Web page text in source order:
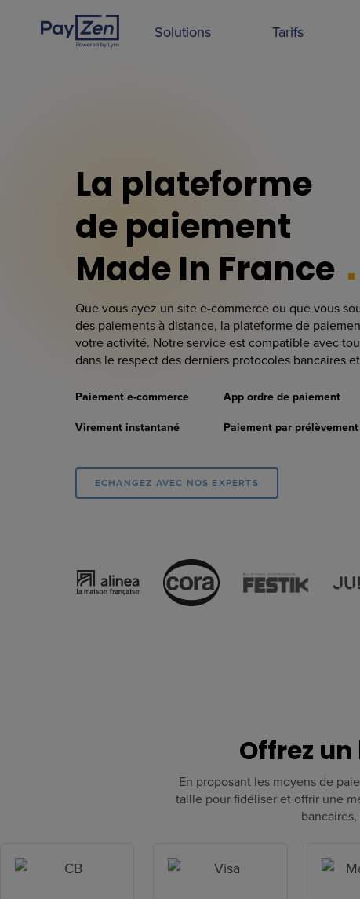
Solutions Tarifs
La plateforme
de paiement
Made In France
Que vous ayez un site e-commerce ou que vous
des paiements à distance, la plateforme de
votre activité. Notre service est compatible avec
dans le respect des derniers protocoles bancaires
Paiement e-commerce App ordre de paiement
Virement instantané
Paiement par prélèvement
ECHANGEZ AVEC NOS EXPERTS
Offrez
En proposant les moyens de
taille pour fidéliser et offrir une